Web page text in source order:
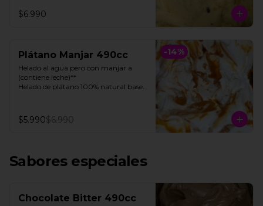
$6.990
-14%
Plátano Manjar 490cc
Helado al agua pero con manjar a
(contiene leche)**
Helado de plátano 100% natural base
**FOTO REFERENCIAL**
$5.990$6.990
Sabores especiales
Chocolate Bitter 490cc